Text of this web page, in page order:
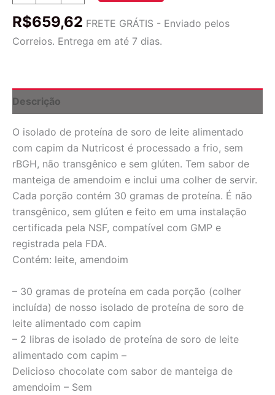
De
De
Co
quantidade
R$659,62 FRETE GRÁTIS - Enviado pelos
Correios. Entrega em até 7 dias.
Descrição
O isolado de proteína de soro de leite alimentado
com capim da Nutricost é processado a frio, sem
rBGH, não transgênico e sem glúten. Tem sabor de
manteiga de amendoim e inclui uma colher de servir.
Cada porção contém 30 gramas de proteína. É não
transgênico, sem glúten e feito em uma instalação
certificada pela NSF, compatível com GMP e
registrada pela FDA.
Contém: leite, amendoim
– 30 gramas de proteína em cada porção (colher
incluída) de nosso isolado de proteína de soro de
leite alimentado com capim
– 2 libras de isolado de proteína de soro de leite
alimentado com capim –
Delicioso chocolate com sabor de manteiga de
amendoim – Sem